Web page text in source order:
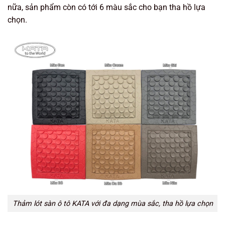
nữa, sản phẩm còn có tới 6 màu sắc cho bạn tha hồ lựa
chọn.
Thảm lót sàn ô tô KATA với đa dạng mùa sắc, tha hồ lựa chọn